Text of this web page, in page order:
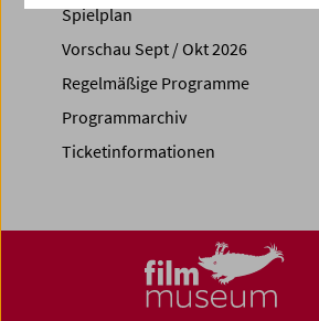
Spielplan
Vorschau Sept / Okt 2026
Regelmäßige Programme
Programmarchiv
Ticketinformationen